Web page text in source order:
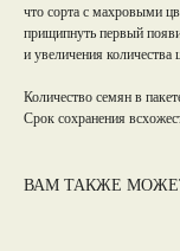
что сорта с махровыми
прищипнуть первый
и увеличения количества
Количество семян в
Срок сохранения
ВАМ ТАКЖЕ